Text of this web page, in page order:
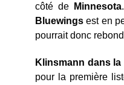
côté de
Minnesota
Bluewings est en
pourrait donc
Klinsmann dans
pour la première